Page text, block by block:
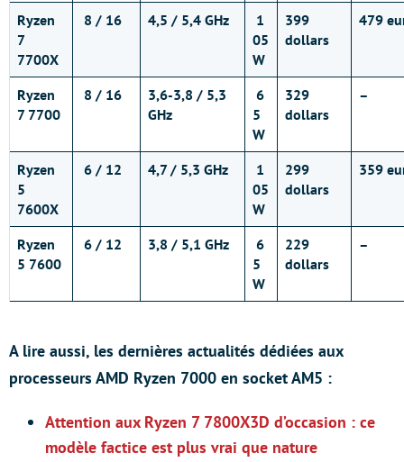
Ryzen
7
7700X
8 / 16 4,5 / 5,4 GHz
1
05
W
399
dollars
479
Ryzen
7 7700
8 / 16
3,6-3,8 / 5,3
GHz
6
5
W
329
dollars
–
Ryzen
5
7600X
6 / 12 4,7 / 5,3 GHz
1
05
W
299
dollars
359
Ryzen
5 7600
6 / 12 3,8 / 5,1 GHz
6
5
W
229
dollars
–
A lire aussi, les dernières actualités dédiées aux
processeurs AMD Ryzen 7000 en socket AM5 :
Attention aux Ryzen 7 7800X3D d’occasion : ce
modèle factice est plus vrai que nature